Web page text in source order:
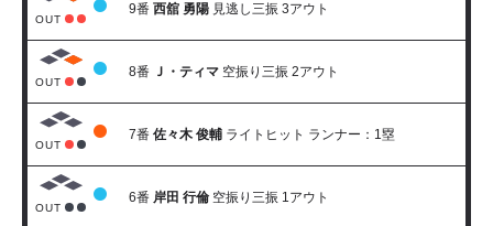
OUT
9番 西舘 勇陽 見逃し三振 3アウト
OUT
8番 Ｊ・ティマ 空振り三振 2アウト
OUT
7番 佐々木 俊輔 ライトヒット ランナー：1塁
OUT
6番 岸田 行倫 空振り三振 1アウト